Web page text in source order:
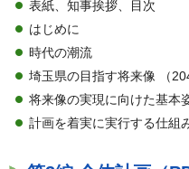
表紙、知事挨拶、目次
はじめに
時代の潮流
埼玉県の目指す将来像 （
将来像の実現に向けた基本
計画を着実に実行する仕組